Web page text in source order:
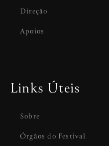
Direção
Apoios
Links Úteis
Sobre
Órgãos do Festival